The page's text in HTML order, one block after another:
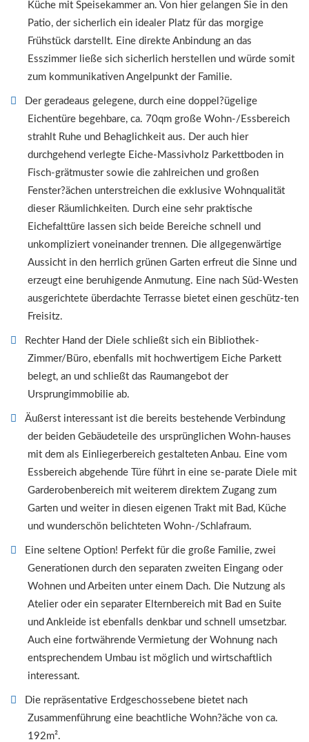
Küche mit Speisekammer an. Von hier gelangen Sie in den
Patio, der sicherlich ein idealer Platz für das morgige
Frühstück darstellt. Eine direkte Anbindung an das
Esszimmer ließe sich sicherlich herstellen und würde somit
zum kommunikativen Angelpunkt der Familie.
Der geradeaus gelegene, durch eine doppel?ügelige
Eichentüre begehbare, ca. 70qm große Wohn-/Essbereich
strahlt Ruhe und Behaglichkeit aus. Der auch hier
durchgehend verlegte Eiche-Massivholz Parkettboden in
Fisch-grätmuster sowie die zahlreichen und großen
Fenster?ächen unterstreichen die exklusive Wohnqualität
dieser Räumlichkeiten. Durch eine sehr praktische
Eichefalttüre lassen sich beide Bereiche schnell und
unkompliziert voneinander trennen. Die allgegenwärtige
Aussicht in den herrlich grünen Garten erfreut die Sinne und
erzeugt eine beruhigende Anmutung. Eine nach Süd-Westen
ausgerichtete überdachte Terrasse bietet einen geschütz-ten
Freisitz.
Rechter Hand der Diele schließt sich ein Bibliothek-
Zimmer/Büro, ebenfalls mit hochwertigem Eiche Parkett
belegt, an und schließt das Raumangebot der
Ursprungimmobilie ab.
Äußerst interessant ist die bereits bestehende Verbindung
der beiden Gebäudeteile des ursprünglichen Wohn-hauses
mit dem als Einliegerbereich gestalteten Anbau. Eine vom
Essbereich abgehende Türe führt in eine se-parate Diele mit
Garderobenbereich mit weiterem direktem Zugang zum
Garten und weiter in diesen eigenen Trakt mit Bad, Küche
und wunderschön belichteten Wohn-/Schlafraum.
Eine seltene Option! Perfekt für die große Familie, zwei
Generationen durch den separaten zweiten Eingang oder
Wohnen und Arbeiten unter einem Dach. Die Nutzung als
Atelier oder ein separater Elternbereich mit Bad en Suite
und Ankleide ist ebenfalls denkbar und schnell umsetzbar.
Auch eine fortwährende Vermietung der Wohnung nach
entsprechendem Umbau ist möglich und wirtschaftlich
interessant.
Die repräsentative Erdgeschossebene bietet nach
Zusammenführung eine beachtliche Wohn?äche von ca.
192m².